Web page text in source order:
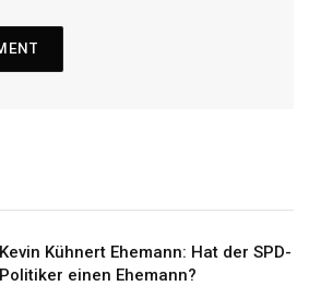
Kevin Kühnert Ehemann: Hat der SPD-
Politiker einen Ehemann?